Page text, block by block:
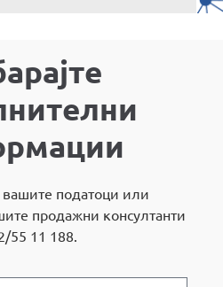
вашите податоци или
продажни консултанти
55 11 188.​